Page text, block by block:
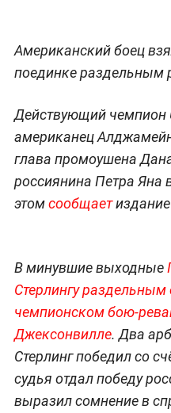
Американский боец
поединке раздельным
Действующий чемпион
американец Алджамейн
глава промоушена
россиянина Петра Яна
этомсообщаетиздание
В минувшие выходные
Стерлингу
чемпионском бою-
Джексонвилле. Два
Стерлинг победил со
судья отдал победу
выразил сомнение в